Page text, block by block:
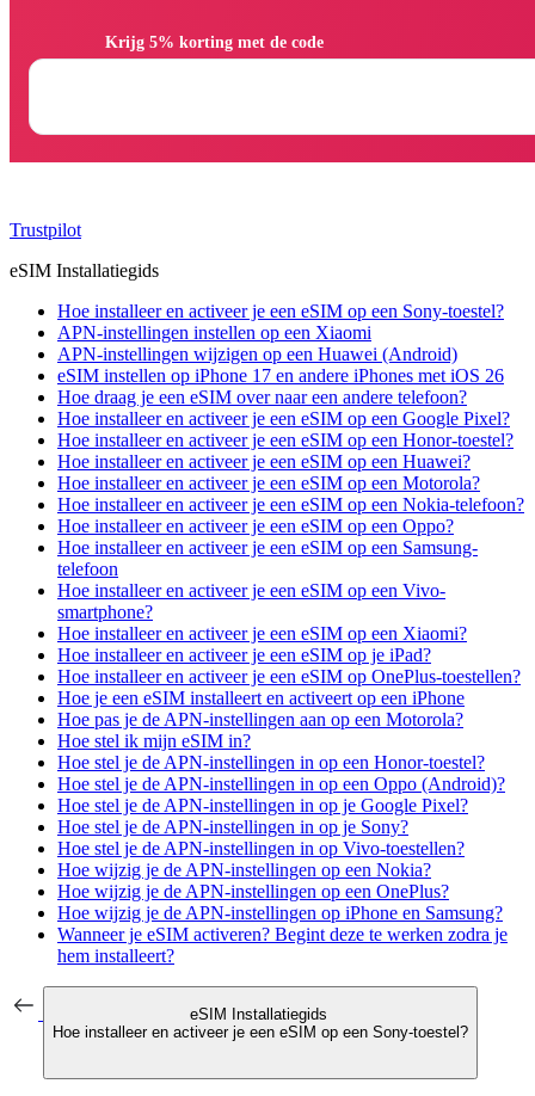
Trustpilot
eSIM Installatiegids
Hoe installeer en activeer je een eSIM op een Sony-toestel?
APN-instellingen instellen op een Xiaomi
APN-instellingen wijzigen op een Huawei (Android)
eSIM instellen op iPhone 17 en andere iPhones met iOS 26
Hoe draag je een eSIM over naar een andere telefoon?
Hoe installeer en activeer je een eSIM op een Google Pixel?
Hoe installeer en activeer je een eSIM op een Honor-toestel?
Hoe installeer en activeer je een eSIM op een Huawei?
Hoe installeer en activeer je een eSIM op een Motorola?
Hoe installeer en activeer je een eSIM op een Nokia-telefoon?
Hoe installeer en activeer je een eSIM op een Oppo?
Hoe installeer en activeer je een eSIM op een Samsung-
telefoon
Hoe installeer en activeer je een eSIM op een Vivo-
smartphone?
Hoe installeer en activeer je een eSIM op een Xiaomi?
Hoe installeer en activeer je een eSIM op je iPad?
Hoe installeer en activeer je een eSIM op OnePlus-toestellen?
Hoe je een eSIM installeert en activeert op een iPhone
Hoe pas je de APN-instellingen aan op een Motorola?
Hoe stel ik mijn eSIM in?
Hoe stel je de APN-instellingen in op een Honor-toestel?
Hoe stel je de APN-instellingen in op een Oppo (Android)?
Hoe stel je de APN-instellingen in op je Google Pixel?
Hoe stel je de APN-instellingen in op je Sony?
Hoe stel je de APN-instellingen in op Vivo-toestellen?
Hoe wijzig je de APN-instellingen op een Nokia?
Hoe wijzig je de APN-instellingen op een OnePlus?
Hoe wijzig je de APN-instellingen op iPhone en Samsung?
Wanneer je eSIM activeren? Begint deze te werken zodra je
hem installeert?
eSIM Installatiegids
Hoe installeer en activeer je een eSIM op een Sony-toestel?